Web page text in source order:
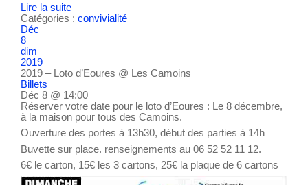
Lire la suite
Catégories : convivialité
Déc
8
dim
2019
2019 – Loto d’Eoures @ Les Camoins
Billets
Déc 8 @ 14:00
Réserver votre date pour le loto d’Eoures : Le 8 décembre,
à la maison pour tous des Camoins.
Ouverture des portes à 13h30, début des parties à 14h
Buvette sur place. renseignements au 06 52 52 11 12.
6€ le carton, 15€ les 3 cartons, 25€ la plaque de 6 cartons